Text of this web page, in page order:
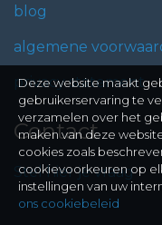
blog
algemene
privacy statement
Contact
Stel hier je vraag
Deze website maakt
gebruikerservaring te
verzamelen over het
maken van deze
cookies zoals
cookievoorkeuren op
instellingen van uw
ons cookiebeleid